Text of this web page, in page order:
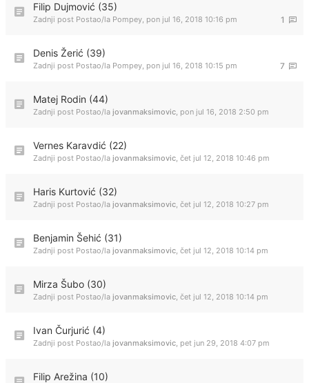
Filip Dujmović (35)
1
Zadnji post Postao/la Pompey, pon jul 16, 2018 10:16 pm
Denis Žerić (39)
7
Zadnji post Postao/la Pompey, pon jul 16, 2018 10:15 pm
Matej Rodin (44)
Zadnji post Postao/la jovanmaksimovic, pon jul 16, 2018 2:50 pm
Vernes Karavdić (22)
Zadnji post Postao/la jovanmaksimovic, čet jul 12, 2018 10:46 pm
Haris Kurtović (32)
Zadnji post Postao/la jovanmaksimovic, čet jul 12, 2018 10:27 pm
Benjamin Šehić (31)
Zadnji post Postao/la jovanmaksimovic, čet jul 12, 2018 10:14 pm
Mirza Šubo (30)
Zadnji post Postao/la jovanmaksimovic, čet jul 12, 2018 10:14 pm
Ivan Čurjurić (4)
Zadnji post Postao/la jovanmaksimovic, pet jun 29, 2018 4:07 pm
Filip Arežina (10)